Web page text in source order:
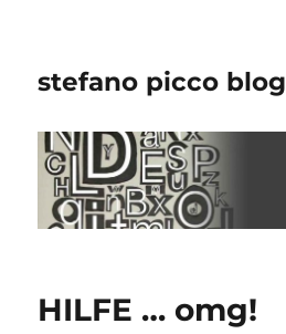
stefano picco blog
HILFE … omg!